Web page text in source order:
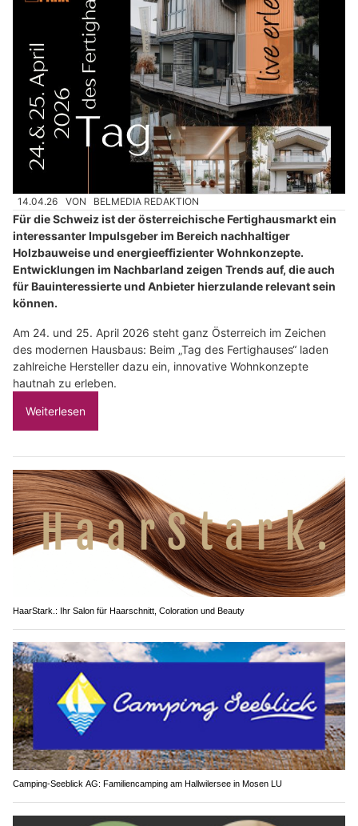
14.04.26 VON BELMEDIA REDAKTION
Für die Schweiz ist der österreichische Fertighausmarkt ein
interessanter Impulsgeber im Bereich nachhaltiger
Holzbauweise und energieeffizienter Wohnkonzepte.
Entwicklungen im Nachbarland zeigen Trends auf, die auch
für Bauinteressierte und Anbieter hierzulande relevant sein
können.
Am 24. und 25. April 2026 steht ganz Österreich im Zeichen
des modernen Hausbaus: Beim „Tag des Fertighauses“ laden
zahlreiche Hersteller dazu ein, innovative Wohnkonzepte
hautnah zu erleben.
Weiterlesen
HaarStark.: Ihr Salon für Haarschnitt, Coloration und Beauty
Camping-Seeblick AG: Familiencamping am Hallwilersee in Mosen LU